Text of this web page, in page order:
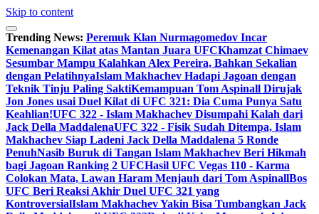
Skip to content
Trending News: Peremuk Klan Nurmagomedov Incar
Kemenangan Kilat atas Mantan Juara UFCKhamzat Chimaev
Sesumbar Mampu Kalahkan Alex Pereira, Bahkan Sekalian
dengan PelatihnyaIslam Makhachev Hadapi Jagoan dengan
Teknik Tinju Paling SaktiKemampuan Tom Aspinall Dirujak
Jon Jones usai Duel Kilat di UFC 321: Dia Cuma Punya Satu
Keahlian!UFC 322 - Islam Makhachev Disumpahi Kalah dari
Jack Della MaddalenaUFC 322 - Fisik Sudah Ditempa, Islam
Makhachev Siap Ladeni Jack Della Maddalena 5 Ronde
PenuhNasib Buruk di Tangan Islam Makhachev Beri Hikmah
bagi Jagoan Ranking 2 UFCHasil UFC Vegas 110 - Karma
Colokan Mata, Lawan Haram Menjauh dari Tom AspinallBos
UFC Beri Reaksi Akhir Duel UFC 321 yang
KontroversialIslam Makhachev Yakin Bisa Tumbangkan Jack